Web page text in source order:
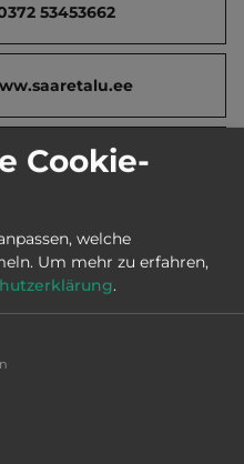
53453662
Mai bis Sept.
4458143
Cookie-
welche
Um mehr zu erfahren,
.